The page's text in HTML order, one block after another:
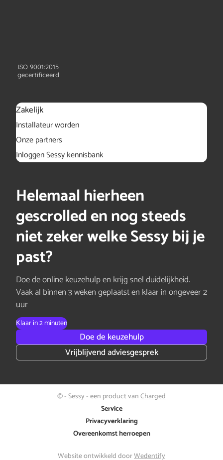
ISO 9001:2015
gecertificeerd
Zakelijk
Installateur worden
Onze partners
Inloggen Sessy kennisbank
Helemaal hierheen
gescrolled en nog steeds
niet zeker welke Sessy bij je
past?
Doe de online keuzehulp en krijg snel duidelijkheid.
Vaak al binnen 3 weken geplaatst en klaar in ongeveer 2
uur
Klaar in 2 minuten
Doe de keuzehulp
Vrijblijvend adviesgesprek
© - Sessy - een product vanCharged
Service
Privacyverklaring
Overeenkomst herroepen
Website ontwikkeld doorWedentify